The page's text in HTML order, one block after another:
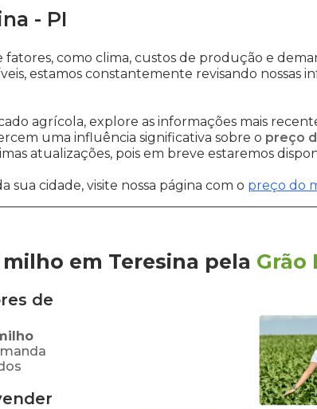
- PI
fatores, como clima, custos de produção e
estamos constantemente revisando nossas
agrícola, explore as informações mais
uma influência significativa sobre o preço
atualizações, pois em breve estaremos
sua cidade, visite nossa página com o preço do
em Teresina pela Grão
de